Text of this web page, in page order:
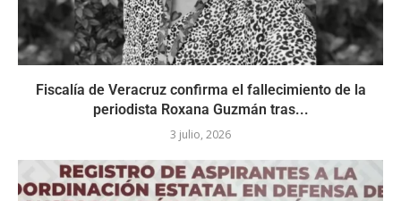
Fiscalía de Veracruz confirma el fallecimiento de la
periodista Roxana Guzmán tras...
3 julio, 2026